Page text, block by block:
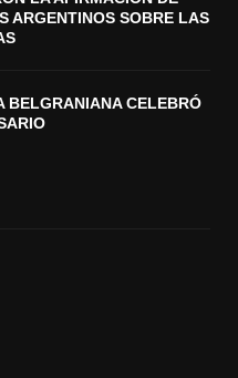
ARGENTINOS SOBRE LAS
BELGRANIANA CELEBRÓ